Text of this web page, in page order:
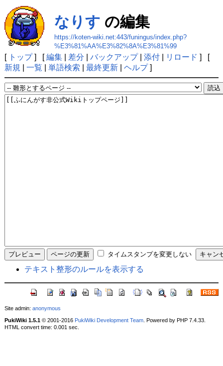
なりす の編集
https://koten-wiki.net:443/funingus/index.php?
%E3%81%AA%E3%82%8A%E3%81%99
[ トップ] [編集| 差分 バックアップ| 添付| リロード ] [
新規
一覧 単語検索 最終更新| ヘルプ]
タイムスタンプを変更しない
テキスト整形のルールを表示する
Site admin: anonymous
PukiWiki 1.5.1© 2001-2016 PukiWiki Development Team. Powered by PHP 7.4.33.
HTML convert time: 0.001 sec.